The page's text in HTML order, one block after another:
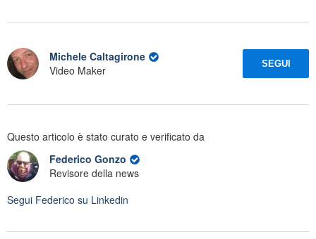
Michele Caltagirone
Video Maker
SEGUI
Questo articolo è stato curato e verificato da
Federico Gonzo
Revisore della news
Segui Federico su Linkedin